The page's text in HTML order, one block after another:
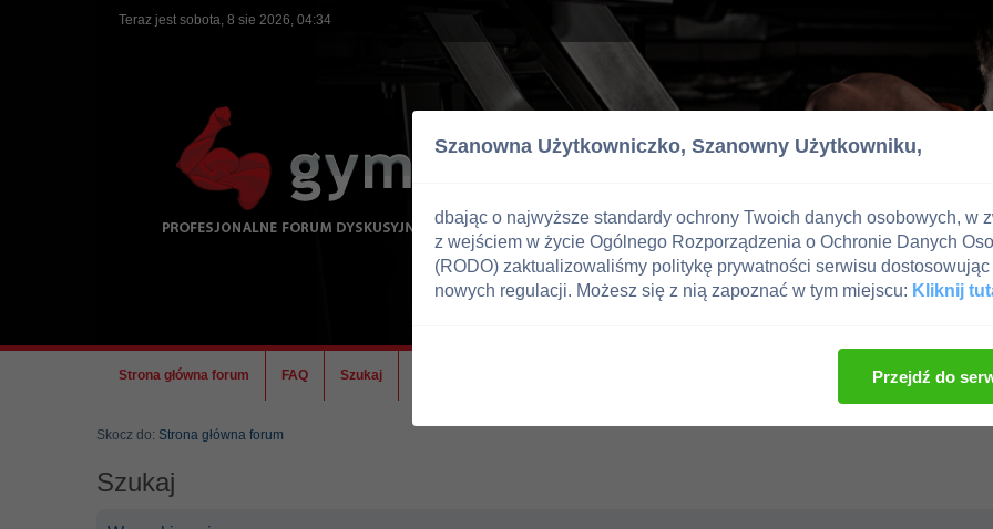
Teraz jest sobota, 8 sie 2026, 04:34
Strona główna forum FAQ Szukaj
Skocz do: Strona główna forum
Szukaj
Szanowna Użytkowniczko, Szanowny Użytkowniku,
dbając o najwyższe standardy ochrony Twoich danych osobowych, w
z wejściem w życie Ogólnego Rozporządzenia o Ochronie Danych
(RODO) zaktualizowaliśmy politykę prywatności serwisu
nowych regulacji. Możesz się z nią zapoznać w tym miejscu: Kliknij
Przejdź do